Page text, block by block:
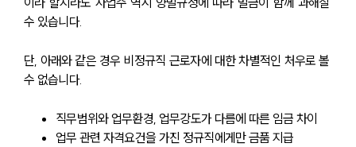
수 있습니다.
단, 아래와 같은 경우 비정규직 근로자에 대한 차별적인 처우로 볼
수 없습니다.
직무범위와 업무환경, 업무강도가 다름에 따른 임금 차이
업무 관련 자격요건을 가진 정규직에게만 금품 지급